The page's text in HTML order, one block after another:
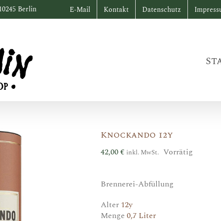
Berlin E-Mail Kontakt Datenschutz
Knockando 12y
42,00€ inkl. MwSt. Vorrätig
Brennerei-Abfüllung
Alter 12y
Menge 0,7 Liter